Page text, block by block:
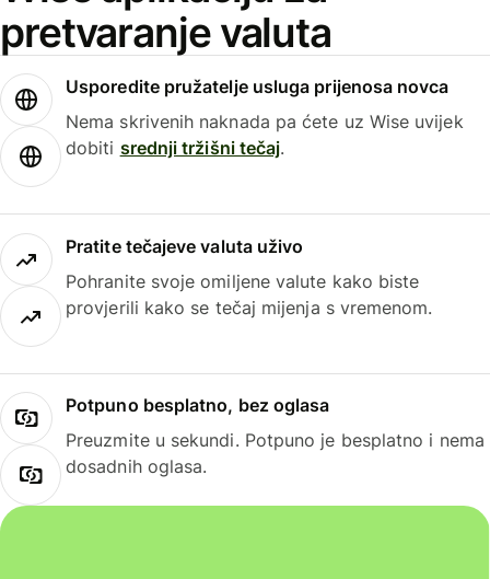
pretvaranje valuta
Usporedite pružatelje usluga prijenosa novca
Nema skrivenih naknada pa ćete uz Wise uvijek
dobiti srednji tržišni tečaj.
Pratite tečajeve valuta uživo
Pohranite svoje omiljene valute kako biste
provjerili kako se tečaj mijenja s vremenom.
Potpuno besplatno, bez oglasa
Preuzmite u sekundi. Potpuno je besplatno i nema
dosadnih oglasa.